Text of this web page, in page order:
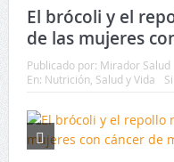
El brócoli y el
de las mujeres
Publicado por: Mirador Salud
En: Nutrición, Salud y Vida